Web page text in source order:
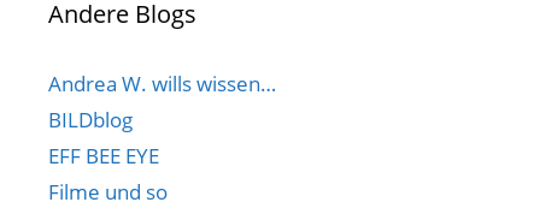
Andere Blogs
Andrea W. wills wissen…
BILDblog
EFF BEE EYE
Filme und so